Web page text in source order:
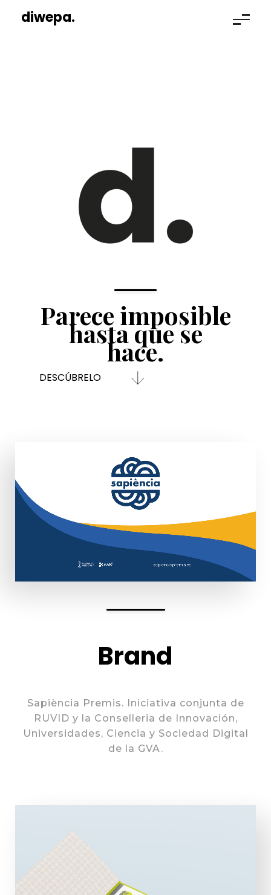
diwepa.
Parece imposible
hasta que se
hace.
DESCÚBRELO
Brand
Sapiència Premis. Iniciativa conjunta de
RUVID y la Conselleria de Innovación,
Universidades, Ciencia y Sociedad Digital
de la GVA.